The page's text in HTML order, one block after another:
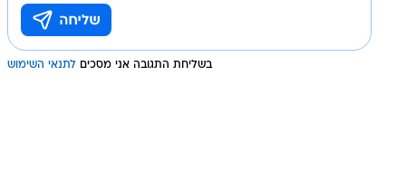
בשליחת התגובה אני מסכים לתנאי השימוש